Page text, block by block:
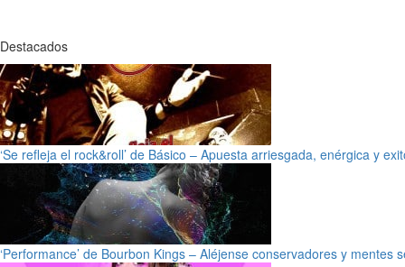
Destacados
‘Se refleja el rock&roll’ de Básico – Apuesta arriesgada, enérgica y
‘Performance’ de Bourbon Kings – Aléjense conservadores y mentes